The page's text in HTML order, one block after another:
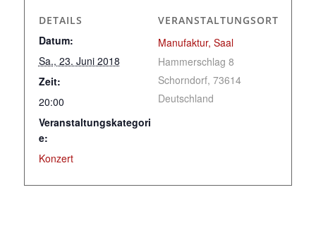
DETAILS
Datum:
Sa., 23. Juni 2018
Zeit:
20:00
Veranstaltungskategori
e:
Konzert
VERANSTALTUNGSORT
Manufaktur, Saal
Hammerschlag 8
Schorndorf, 73614
Deutschland